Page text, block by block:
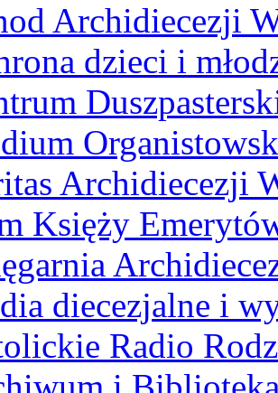
Archidiecezji
dzieci i
Archidiecezji
Księży
diecezjalne i
Radio